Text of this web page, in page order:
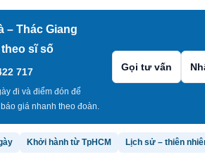
– Thác Giang
sĩ số
717
đi và điểm đón để
giá nhanh theo đoàn.
Gọi tư vấn
Khởi hành từ TpHCM Lịch sử – thiên